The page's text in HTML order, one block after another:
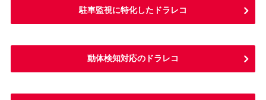
駐車監視に特化したドラレコ
動体検知対応のドラレコ